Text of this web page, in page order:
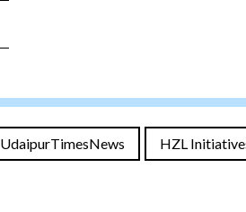
UdaipurTimesNews HZL